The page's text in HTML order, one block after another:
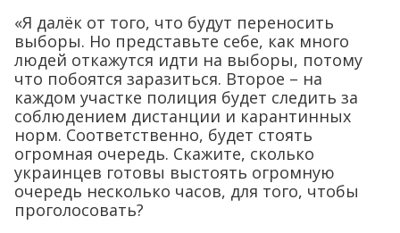
«Я далёк от того, что будут переносить
выборы. Но представьте себе, как много
людей откажутся идти на выборы, потому
что побоятся заразиться. Второе – на
каждом участке полиция будет следить за
соблюдением дистанции и карантинных
норм. Соответственно, будет стоять
огромная очередь. Скажите, сколько
украинцев готовы выстоять огромную
очередь несколько часов, для того, чтобы
проголосовать?